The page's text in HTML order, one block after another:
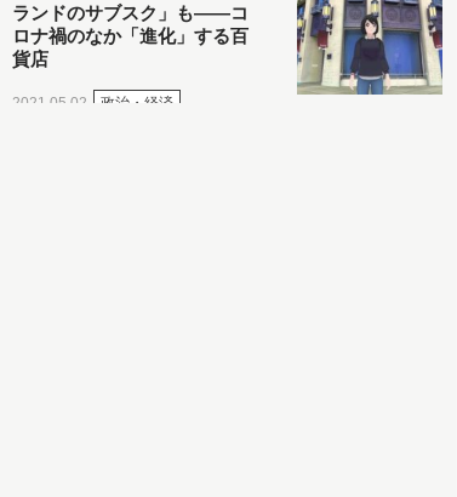
ランドのサブスク」も――コ
ロナ禍のなか「進化」する百
貨店
2021.05.02 政治・経済